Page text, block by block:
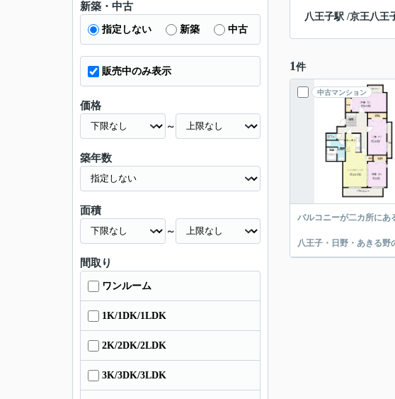
八王子駅 /京王八王
1 件
中古マンション
バルコニーが二カ所にあ
八王子・日野・あきる野
新築・中古
指定しない 新築 中古
販売中のみ表示
価格
～
築年数
面積
～
間取り
ワンルーム
1K/1DK/1LDK
2K/2DK/2LDK
3K/3DK/3LDK